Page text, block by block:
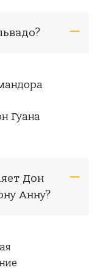
Гуана
Дон
Анну?